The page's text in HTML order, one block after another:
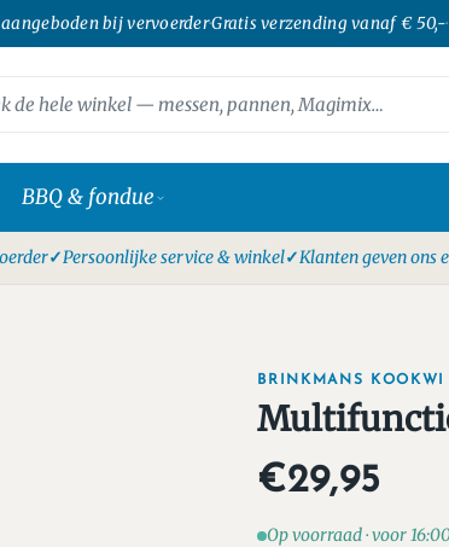
bij vervoerder·Gratis verzending vanaf € 50,-·
BBQ & fondue
Persoonlijke service & winkel Klanten geven ons
BRINKMANS KOOKWI
€29,95
Op voorraad · voor